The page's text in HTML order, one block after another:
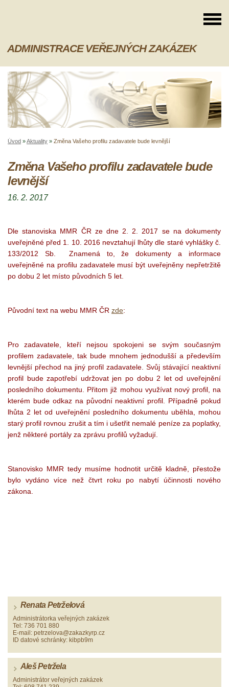
ADMINISTRACE VEŘEJNÝCH ZAKÁZEK
Úvod »Aktuality » Změna Vašeho profilu zadavatele bude levnější
Změna Vašeho profilu zadavatele bude
levnější
16. 2. 2017
Dle stanoviska MMR ČR ze dne 2. 2. 2017 se na dokumenty
uveřejněné před 1. 10. 2016 nevztahují lhůty dle staré vyhlášky č.
133/2012 Sb. Znamená to, že dokumenty a informace
uveřejněné na profilu zadavatele musí být uveřejněny nepřetržitě
po dobu 2 let místo původních 5 let.
Původní text na webu MMR ČR zde:
Pro zadavatele, kteří nejsou spokojeni se svým současným
profilem zadavatele, tak bude mnohem jednodušší a především
levnější přechod na jiný profil zadavatele. Svůj stávající neaktivní
profil bude zapotřebí udržovat jen po dobu 2 let od uveřejnění
posledního dokumentu. Přitom již mohou využívat nový profil, na
kterém bude odkaz na původní neaktivní profil. Případně pokud
lhůta 2 let od uveřejnění posledního dokumentu uběhla, mohou
starý profil rovnou zrušit a tím i ušetřit nemalé peníze za poplatky,
jenž některé portály za zprávu profilů vyžadují.
Stanovisko MMR tedy musíme hodnotit určitě kladně, přestože
bylo vydáno více než čtvrt roku po nabytí účinnosti nového
zákona.
Renata Petrželová
Administrátorka veřejných zakázek
Tel: 736 701 880
E-mail: petrzelova@zakazkyrp.cz
ID datové schránky: kibpb9m
Aleš Petržela
Administrátor veřejných zakázek